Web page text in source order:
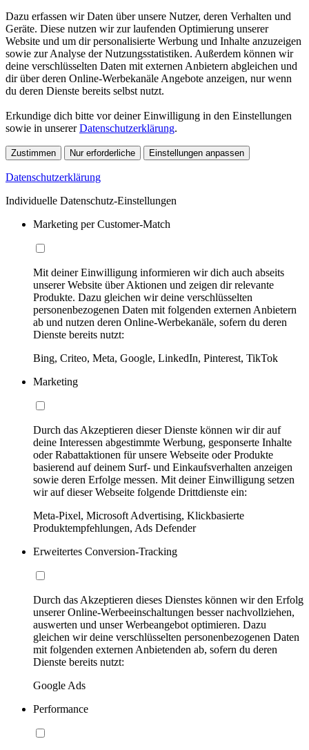
Dazu erfassen wir Daten über unsere Nutzer, deren Verhalten und
Geräte. Diese nutzen wir zur laufenden Optimierung unserer
Website und um dir personalisierte Werbung und Inhalte anzuzeigen
sowie zur Analyse der Nutzungsstatistiken. Außerdem können wir
deine verschlüsselten Daten mit externen Anbietern abgleichen und
dir über deren Online-Werbekanäle Angebote anzeigen, nur wenn
du deren Dienste bereits selbst nutzt.
Erkundige dich bitte vor deiner Einwilligung in den Einstellungen
sowie in unsererDatenschutzerklärung.
Zustimmen Nur erforderliche Einstellungen anpassen
Datenschutzerklärung
Individuelle Datenschutz-Einstellungen
Marketing per Customer-Match
Mit deiner Einwilligung informieren wir dich auch abseits
unserer Website über Aktionen und zeigen dir relevante
Produkte. Dazu gleichen wir deine verschlüsselten
personenbezogenen Daten mit folgenden externen Anbietern
ab und nutzen deren Online-Werbekanäle, sofern du deren
Dienste bereits nutzt:
Bing, Criteo, Meta, Google, LinkedIn, Pinterest, TikTok
Marketing
Durch das Akzeptieren dieser Dienste können wir dir auf
deine Interessen abgestimmte Werbung, gesponserte Inhalte
oder Rabattaktionen für unsere Webseite oder Produkte
basierend auf deinem Surf- und Einkaufsverhalten anzeigen
sowie deren Erfolge messen. Mit deiner Einwilligung setzen
wir auf dieser Webseite folgende Drittdienste ein:
Meta-Pixel, Microsoft Advertising, Klickbasierte
Produktempfehlungen, Ads Defender
Erweitertes Conversion-Tracking
Durch das Akzeptieren dieses Dienstes können wir den Erfolg
unserer Online-Werbeeinschaltungen besser nachvollziehen,
auswerten und unser Werbeangebot optimieren. Dazu
gleichen wir deine verschlüsselten personenbezogenen Daten
mit folgenden externen Anbietenden ab, sofern du deren
Dienste bereits nutzt:
Google Ads
Performance